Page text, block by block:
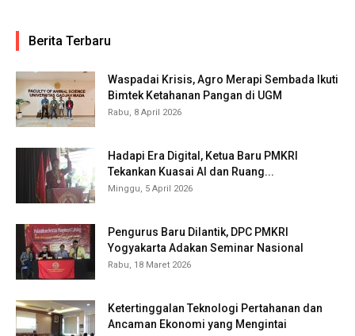
Berita Terbaru
Waspadai Krisis, Agro Merapi Sembada Ikuti
Bimtek Ketahanan Pangan di UGM
Rabu, 8 April 2026
Hadapi Era Digital, Ketua Baru PMKRI
Tekankan Kuasai AI dan Ruang...
Minggu, 5 April 2026
Pengurus Baru Dilantik, DPC PMKRI
Yogyakarta Adakan Seminar Nasional
Rabu, 18 Maret 2026
Ketertinggalan Teknologi Pertahanan dan
Ancaman Ekonomi yang Mengintai